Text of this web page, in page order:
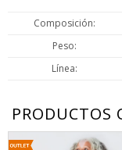
Composición
Peso
Línea
PRODUCTOS